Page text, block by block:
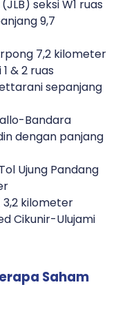
seksi W1 ruas
9,7
7,2 kilometer
& 2 ruas
sepanjang
Bandara
dengan panjang
Ujung Pandang
3,2 kilometer
Cikunir-Ulujami
Saham